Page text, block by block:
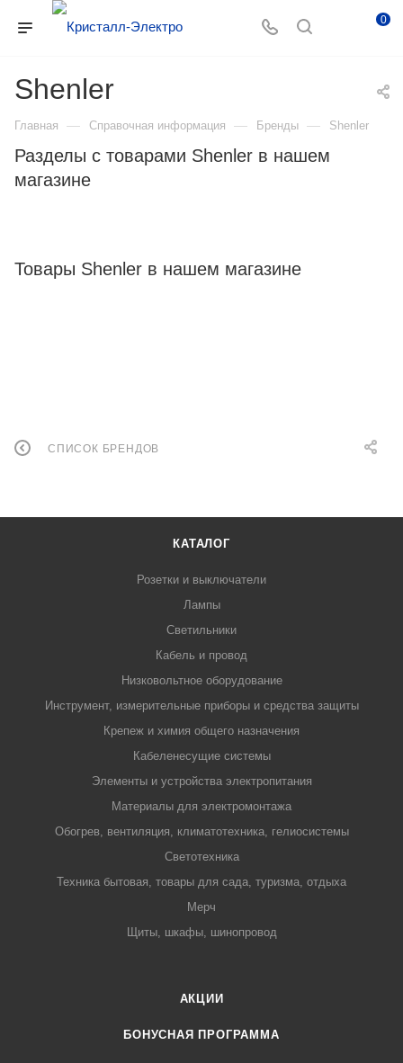
0
Shenler
Главная — Справочная информация — Бренды — Shenler
Разделы с товарами Shenler в нашем
магазине
Товары Shenler в нашем магазине
СПИСОК БРЕНДОВ
КАТАЛОГ
Розетки и выключатели
Лампы
Светильники
Кабель и провод
Низковольтное оборудование
Инструмент, измерительные приборы и средства защиты
Крепеж и химия общего назначения
Кабеленесущие системы
Элементы и устройства электропитания
Материалы для электромонтажа
Обогрев, вентиляция, климатотехника, гелиосистемы
Светотехника
Техника бытовая, товары для сада, туризма, отдыха
Мерч
Щиты, шкафы, шинопровод
АКЦИИ
БОНУСНАЯ ПРОГРАММА